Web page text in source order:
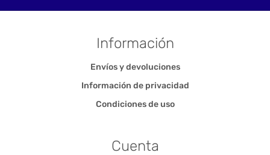
Información
Envíos y devoluciones
Información de privacidad
Condiciones de uso
Cuenta